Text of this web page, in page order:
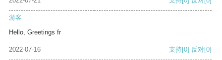
游客
Hello, Greetings fr
2022-07-16 支持[0] 反对[0]